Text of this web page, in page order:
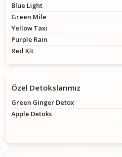
Blue Light
Green Mile
Yellow Taxi
Purple Rain
Red Kit
Özel Detokslarımız
Green Ginger Detox
Apple Detoks